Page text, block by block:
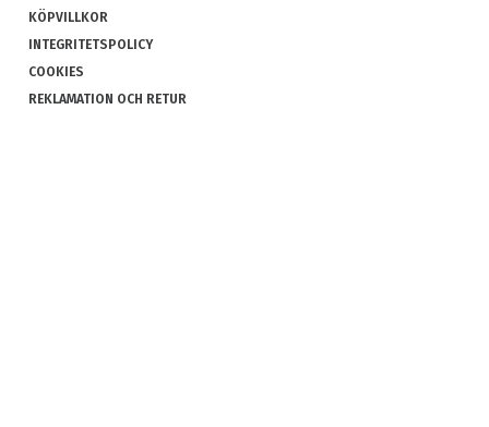
KÖPVILLKOR
INTEGRITETSPOLICY
COOKIES
REKLAMATION OCH RETUR